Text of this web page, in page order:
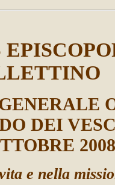
DEI
2008
e nella